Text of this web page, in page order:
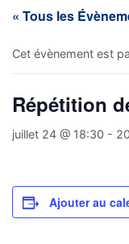
« Tous les
Cet évènement est
Répétition
juillet 24 @ 18:30 -
Ajouter au